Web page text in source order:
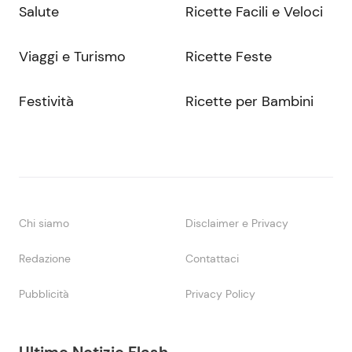
Salute
Viaggi e Turismo
Festività
Ricette Facili e Veloci
Ricette Feste
Ricette per Bambini
Chi siamo Disclaimer e Privacy
Redazione Contattaci
Pubblicità Privacy Policy